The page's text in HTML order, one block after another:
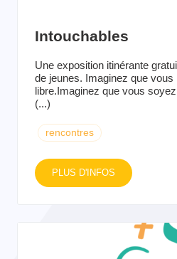
Intouchables
Une exposition itinérante
de jeunes. Imaginez que
libre.Imaginez que vous
(...)
rencontres
PLUS D'INFOS